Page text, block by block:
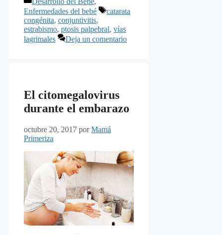
Enfermedades del bebé
Etiquetas
catarata
congénita, conjuntivitis,
estrabismo, ptosis palpebral, vías
lagrimales
Deja un comentario
El citomegalovirus
durante el embarazo
octubre 20, 2017 porMamá
Primeriza